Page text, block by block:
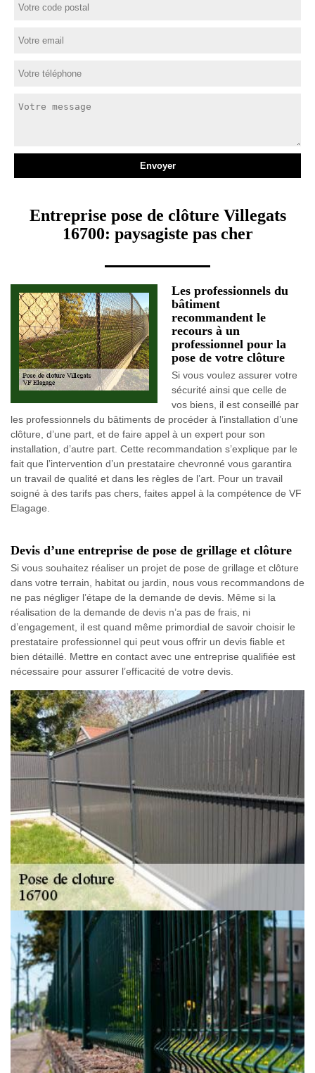
Entreprise pose de clôture Villegats
16700: paysagiste pas cher
Les professionnels du
bâtiment
recommandent le
recours à un
professionnel pour la
pose de votre clôture
Si vous voulez assurer votre
sécurité ainsi que celle de
vos biens, il est conseillé par
les professionnels du bâtiments de procéder à l’installation d’une
clôture, d’une part, et de faire appel à un expert pour son
installation, d’autre part. Cette recommandation s’explique par le
fait que l’intervention d’un prestataire chevronné vous garantira
un travail de qualité et dans les règles de l’art. Pour un travail
soigné à des tarifs pas chers, faites appel à la compétence de VF
Elagage.
Devis d’une entreprise de pose de grillage et clôture
Si vous souhaitez réaliser un projet de pose de grillage et clôture
dans votre terrain, habitat ou jardin, nous vous recommandons de
ne pas négliger l’étape de la demande de devis. Même si la
réalisation de la demande de devis n’a pas de frais, ni
d’engagement, il est quand même primordial de savoir choisir le
prestataire professionnel qui peut vous offrir un devis fiable et
bien détaillé. Mettre en contact avec une entreprise qualifiée est
nécessaire pour assurer l’efficacité de votre devis.